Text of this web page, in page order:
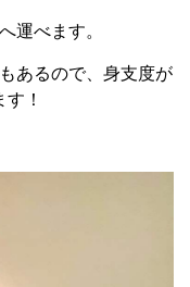
運べます。
あるので、身支度が
！